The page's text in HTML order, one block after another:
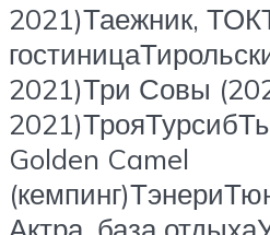
2021)Таежник,
2021)Три Совы
Golden Camel